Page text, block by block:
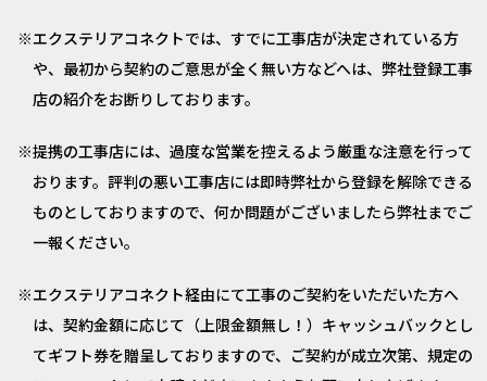
エクステリアコネクトでは、すでに工事店が決定されている方
や、最初から契約のご意思が全く無い方などへは、弊社登録工事
店の紹介をお断りしております。
提携の工事店には、過度な営業を控えるよう厳重な注意を行って
おります。評判の悪い工事店には即時弊社から登録を解除できる
ものとしておりますので、何か問題がございましたら弊社までご
一報ください。
エクステリアコネクト経由にて工事のご契約をいただいた方へ
は、契約金額に応じて（上限金額無し！）キャッシュバックとし
てギフト券を贈呈しておりますので、ご契約が成立次第、規定の